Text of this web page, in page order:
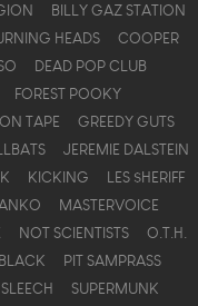
BILLY GAZ STATION
HEADS
COOPER
DEAD POP CLUB
FOREST POOKY
TAPE
GREEDY GUTS
JEREMIE DALSTEIN
KICKING
LES $HERIFF
MASTERVOICE
NOT SCIENTISTS
O.T.H.
PIT SAMPRASS
SLEECH
SUPERMUNK